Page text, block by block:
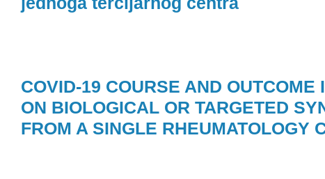
COVID-19 COURSE AND
ON BIOLOGICAL OR TARGETED
FROM A SINGLE RHEUMATOLOGY